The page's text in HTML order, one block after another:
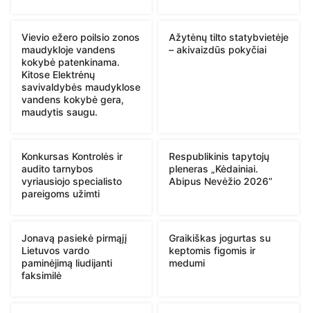
Vievio ežero poilsio zonos
maudykloje vandens
kokybė patenkinama.
Kitose Elektrėnų
savivaldybės maudyklose
vandens kokybė gera,
maudytis saugu.
Ažytėnų tilto statybvietėje
– akivaizdūs pokyčiai
Konkursas Kontrolės ir
audito tarnybos
vyriausiojo specialisto
pareigoms užimti
Respublikinis tapytojų
pleneras „Kėdainiai.
Abipus Nevėžio 2026“
Jonavą pasiekė pirmąjį
Lietuvos vardo
paminėjimą liudijanti
faksimilė
Graikiškas jogurtas su
keptomis figomis ir
medumi